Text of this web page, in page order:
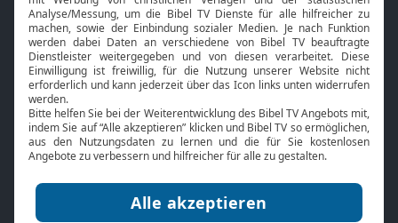
Nächster Gottesdienst
Bibel TV
Über uns
Jobs
Mediadaten
Service
Kontakt
TV-Empfang